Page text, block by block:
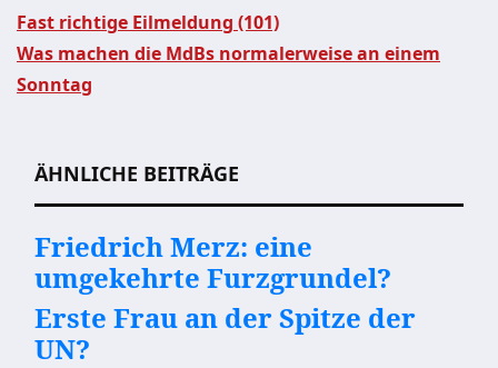
Beitragsnavigation
Fast richtige Eilmeldung (101)
Was machen die MdBs normalerweise an einem
Sonntag
ÄHNLICHE BEITRÄGE
Friedrich Merz: eine
umgekehrte Furzgrundel?
Erste Frau an der Spitze der
UN?